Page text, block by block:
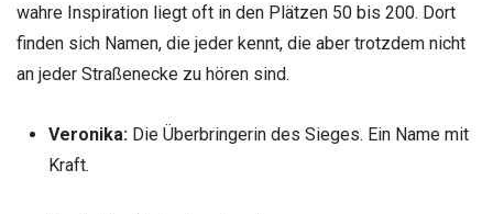
wahre Inspiration liegt oft in den Plätzen 50 bis 200. Dort
finden sich Namen, die jeder kennt, die aber trotzdem nicht
an jeder Straßenecke zu hören sind.
Veronika:Die Überbringerin des Sieges. Ein Name mit
Kraft.